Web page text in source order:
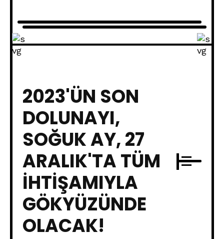
2023'ÜN SON
DOLUNAYI,
SOĞUK AY, 27
ARALIK'TA TÜM
İHTIŞAMIYLA
GÖKYÜZÜNDE
OLACAK!